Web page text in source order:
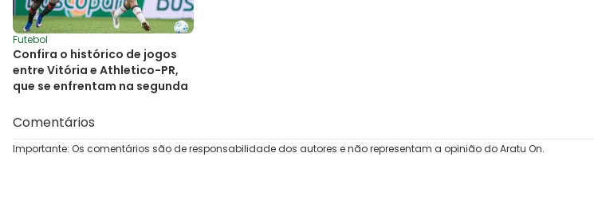
Futebol
Confira o histórico de jogos
entre Vitória e Athletico-PR,
que se enfrentam na segunda
Comentários
Importante: Os comentários são de responsabilidade dos autores e não representam a opinião do Aratu On.